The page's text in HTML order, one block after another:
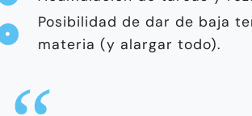
Posibilidad de dar de baja
materia (y alargar todo).